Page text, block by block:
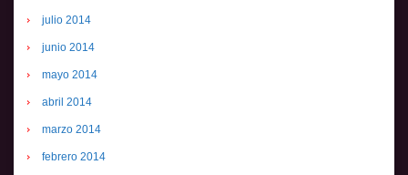
julio 2014
junio 2014
mayo 2014
abril 2014
marzo 2014
febrero 2014